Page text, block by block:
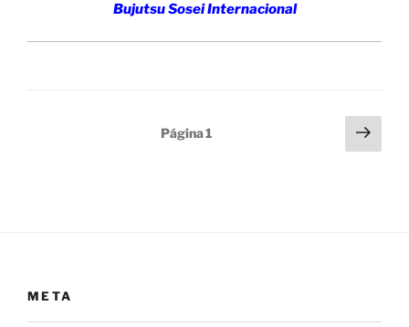
Bujutsu Sosei Internacional
Página1
META